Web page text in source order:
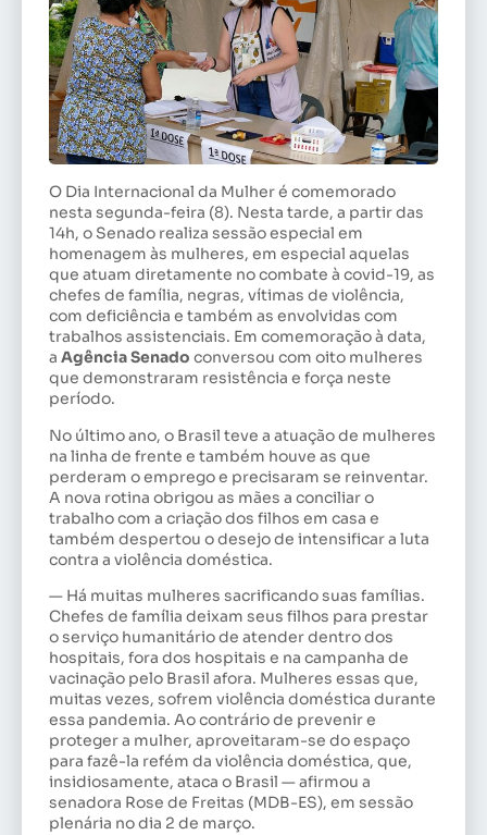
O Dia Internacional da Mulher é comemorado
nesta segunda-feira (8). Nesta tarde, a partir das
14h, o Senado realiza sessão especial em
homenagem às mulheres, em especial aquelas
que atuam diretamente no combate à covid-19, as
chefes de família, negras, vítimas de violência,
com deficiência e também as envolvidas com
trabalhos assistenciais. Em comemoração à data,
a Agência Senado conversou com oito mulheres
que demonstraram resistência e força neste
período.
No último ano, o Brasil teve a atuação de mulheres
na linha de frente e também houve as que
perderam o emprego e precisaram se reinventar.
A nova rotina obrigou as mães a conciliar o
trabalho com a criação dos filhos em casa e
também despertou o desejo de intensificar a luta
contra a violência doméstica.
— Há muitas mulheres sacrificando suas famílias.
Chefes de família deixam seus filhos para prestar
o serviço humanitário de atender dentro dos
hospitais, fora dos hospitais e na campanha de
vacinação pelo Brasil afora. Mulheres essas que,
muitas vezes, sofrem violência doméstica durante
essa pandemia. Ao contrário de prevenir e
proteger a mulher, aproveitaram-se do espaço
para fazê-la refém da violência doméstica, que,
insidiosamente, ataca o Brasil — afirmou a
senadora Rose de Freitas (MDB-ES), em sessão
plenária no dia 2 de março.